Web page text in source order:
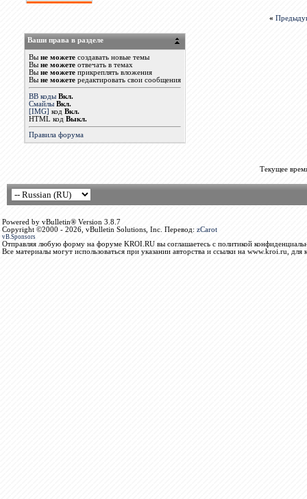
«
Ваши права в разделе
Вы не можетесоздавать новые темы
Вы не можетеотвечать в темах
Вы не можетеприкреплять вложения
Вы не можетередактировать свои сообщения
BB коды Вкл.
Смайлы Вкл.
[IMG] код Вкл.
HTML код Выкл.
Правила форума
Текущее
Powered by vBulletin® Version 3.8.7
Copyright ©2000 - 2026, vBulletin Solutions, Inc. Перевод: zCarot
vB.Sponsors
Отправляя любую форму на форуме KROI.RU вы соглашаетесь с политикой
Все материалы могут использоваться при указании авторства и ссылки на www.kroi.ru, для